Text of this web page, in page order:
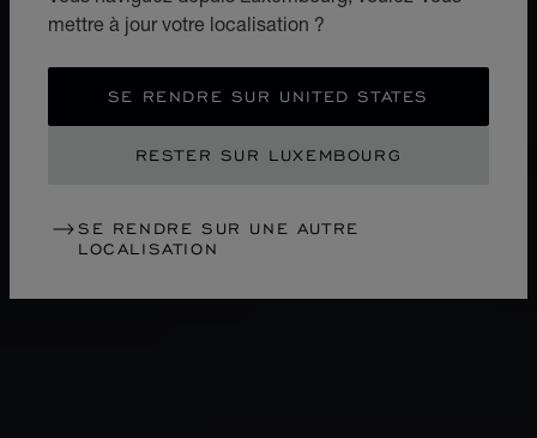
mettre à jour votre localisation ?
SE RENDRE SUR UNITED STATES
RESTER SUR LUXEMBOURG
SE RENDRE SUR UNE AUTRE
LOCALISATION